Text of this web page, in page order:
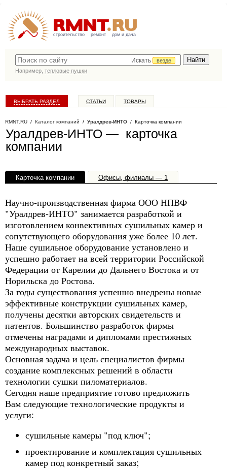
строительство ремонт дом и дача
Искать
везде
Например, тепловые пушки
ВЫБРАТЬ РАЗДЕЛ СТАТЬИ ТОВАРЫ
RMNT.RU / Каталог компаний / Уралдрев-ИНТО / Карточка компании
Уралдрев-ИНТО — карточка
компании
Карточка компании Офисы, филиалы — 1
Научно-производственная фирма ООО НПВФ
"Уралдрев-ИНТО" занимается разработкой и
изготовлением конвективных сушильных камер и
сопутствующего оборудования уже более 10 лет.
Наше сушильное оборудование установлено и
успешно работает на всей территории Российской
Федерации от Карелии до Дальнего Востока и от
Норильска до Ростова.
За годы существования успешно внедрены новые
эффективные конструкции сушильных камер,
получены десятки авторских свидетельств и
патентов. Большинство разработок фирмы
отмечены наградами и дипломами престижных
международных выставок.
Основная задача и цель специалистов фирмы
создание комплексных решений в области
технологии сушки пиломатериалов.
Сегодня наше предприятие готово предложить
Вам следующие технологические продукты и
услуги:
сушильные камеры "под ключ";
проектирование и комплектация сушильных
камер под конкретный заказ;